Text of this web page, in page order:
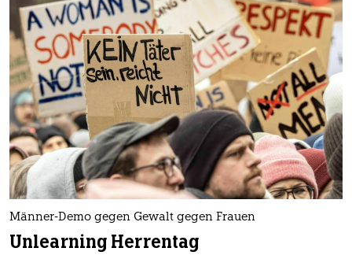
Männer-Demo gegen Gewalt gegen Frauen
Unlearning Herrentag